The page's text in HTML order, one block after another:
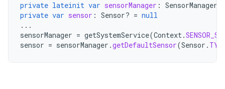
private lateinit var sensorManager : SensorManager
private var sensor : Sensor? = null
...
sensorManager = getSystemService(Context.
sensor = sensorManager .getDefaultSensor(Sensor .